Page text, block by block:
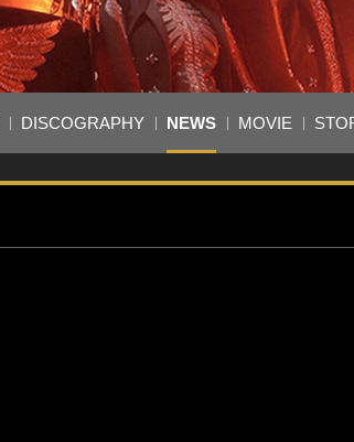
DISCOGRAPHY NEWS MOVIE